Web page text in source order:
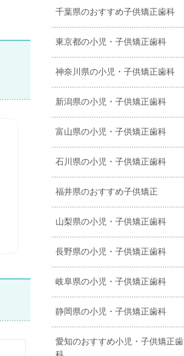
千葉県のおすすめ子供矯正歯科
東京都の小児・子供矯正歯科
神奈川県の小児・子供矯正歯科
新潟県の小児・子供矯正歯科
富山県の小児・子供矯正歯科
石川県の小児・子供矯正歯科
福井県のおすすめ子供矯正
山梨県の小児・子供矯正歯科
長野県の小児・子供矯正歯科
岐阜県の小児・子供矯正歯科
静岡県の小児・子供矯正歯科
愛知のおすすめ小児・⼦供矯正⻭